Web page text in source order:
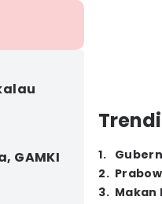
GAMKI
1.
2.
3. Makan